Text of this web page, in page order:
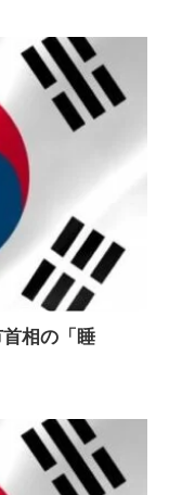
首相の「睡